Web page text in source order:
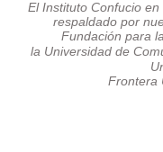
El Instituto Confucio
respaldado por
Fundación para
la Universidad de
Frontera